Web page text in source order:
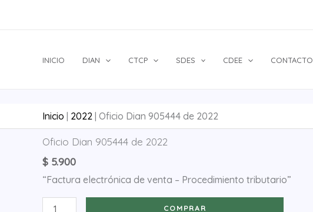
INICIO DIAN CTCP SDES CDEE CONTACTO
Inicio 2022 Oficio Dian 905444 de 2022
Oficio Dian 905444 de 2022
$ 5.900
“Factura electrónica de venta – Procedimiento tributario”
Oficio
905444
de
2022
COMPRAR